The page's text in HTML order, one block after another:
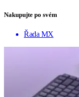
Nakupujte po svém
Řada MX